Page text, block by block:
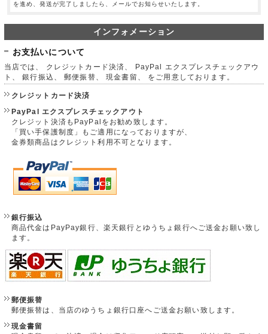
を進め、発送が完了しましたら、メールでお知らせいたします。
インフォメーション
お支払いについて
当店では、 クレジットカード決済、 PayPal エクスプレスチェックアウ
ト、 銀行振込、 郵便振替、 現金書留、 をご用意しております。
クレジットカード決済
PayPal エクスプレスチェックアウト
クレジット決済もPayPalをお勧め致します。
「買い手保護制度」もご適用になっておりますが、
金券類商品はクレジット利用不可となります。
銀行振込
商品代金はPayPay銀行、楽天銀行とゆうちょ銀行へご送金お願い致し
ます。
郵便振替
郵便振替は、当店のゆうちょ銀行口座へご送金お願い致します。
現金書留